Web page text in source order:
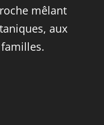
mêlant
aux